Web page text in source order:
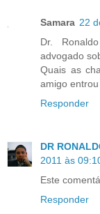
Samara 22
Dr.
advogado
Quais as
amigo
Responder
DR
2011 às
Este
Responder